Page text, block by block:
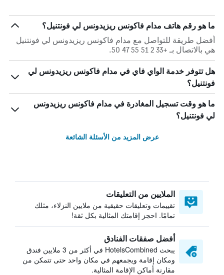
ما هو رقم هاتف مدام فاكونس ريزيدونس لي فونتنيل؟
أفضل طريقة للتواصل مع مدام فاكونس ريزيدونس لي فونتنيل
هي بالاتصال بـ +33 2 51 55 47 50.
هل تتوفر خدمة الواي فاي في مدام فاكونس ريزيدونس لي
فونتنيل؟
ما هو وقت تسجيل المغادرة في مدام فاكونس ريزيدونس
لي فونتنيل؟
عرض المزيد من الأسئلة الشائعة
الملايين من التعليقات
تقييمات وتعليقات حقيقية من ملايين النزلاء، مثلك
تمامًا. احجز إقامتك المثالية بكل ثقة!
أفضل صفقات الفنادق
يبحث HotelsCombined في أكثر من 3 ملايين فندق
ومكان إقامة ويجمعهم في مكان واحد حتى تتمكن من
مقارنة أماكن الإقامة المثالية.